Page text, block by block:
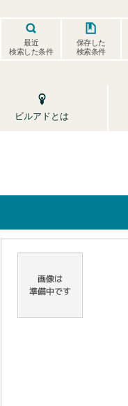
最近
検索した条件
保存した
検索条件
ビルアドとは